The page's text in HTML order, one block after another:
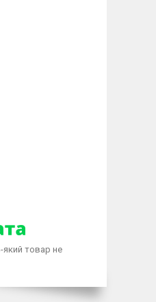
який товар не